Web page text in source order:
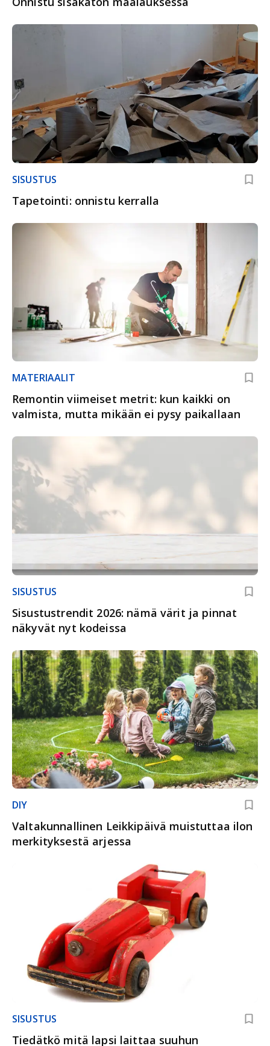
SISUSTUS
Tapetointi: onnistu kerralla
MATERIAALIT
Remontin viimeiset metrit: kun kaikki on
valmista, mutta mikään ei pysy paikallaan
SISUSTUS
Sisustustrendit 2026: nämä värit ja pinnat
näkyvät nyt kodeissa
DIY
Valtakunnallinen Leikkipäivä muistuttaa ilon
merkityksestä arjessa
SISUSTUS
Tiedätkö mitä lapsi laittaa suuhun